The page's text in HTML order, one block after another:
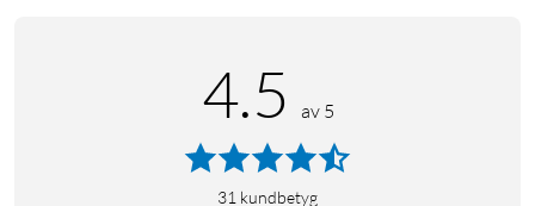
4.5 av 5
31 kundbetyg